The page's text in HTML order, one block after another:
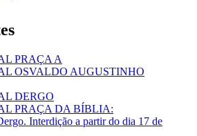
PRAÇA A
OSVALDO AUGUSTINHO
DERGO
PRAÇA DA BÍBLIA:
Interdição a partir do dia 17 de